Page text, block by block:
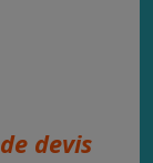
devis